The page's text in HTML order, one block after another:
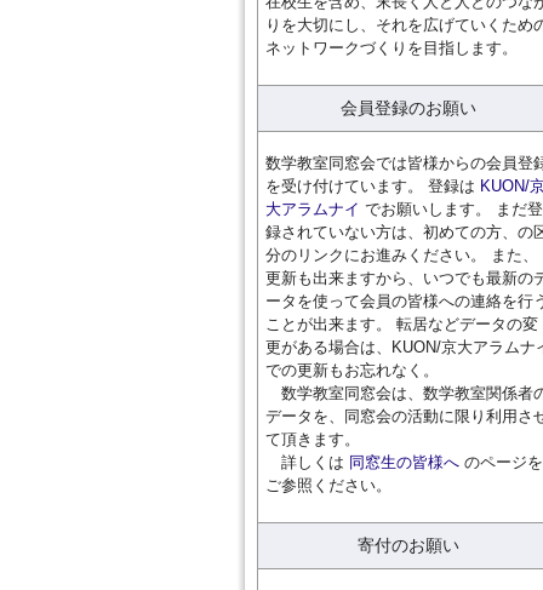
りを大切にし、それを広げていくため
ネットワークづくりを目指します。
会員登録のお願い
数学教室同窓会では皆様からの会員登
を受け付けています。 登録は KUON/
大アラムナイ でお願いします。 まだ登
録されていない方は、初めての方、の
分のリンクにお進みください。 また、
更新も出来ますから、いつでも最新の
ータを使って会員の皆様への連絡を行
ことが出来ます。 転居などデータの変
更がある場合は、KUON/京大アラムナ
での更新もお忘れなく。
数学教室同窓会は、数学教室関係者
データを、同窓会の活動に限り利用さ
て頂きます。
詳しくは 同窓生の皆様へ のページを
ご参照ください。
寄付のお願い